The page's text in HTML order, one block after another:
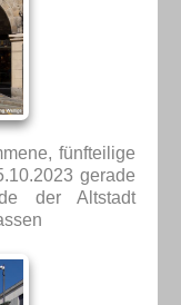
fünfteilige
gerade
der Altstadt